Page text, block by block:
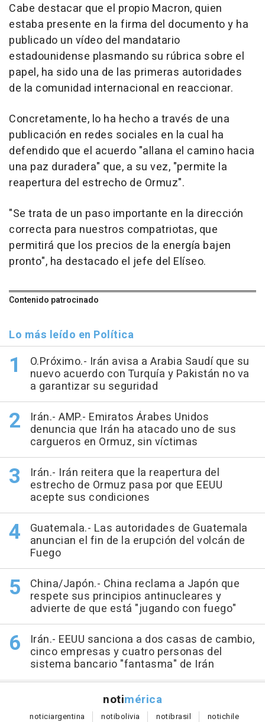
Cabe destacar que el propio Macron, quien
estaba presente en la firma del documento y ha
publicado un vídeo del mandatario
estadounidense plasmando su rúbrica sobre el
papel, ha sido una de las primeras autoridades
de la comunidad internacional en reaccionar.
Concretamente, lo ha hecho a través de una
publicación en redes sociales en la cual ha
defendido que el acuerdo "allana el camino hacia
una paz duradera" que, a su vez, "permite la
reapertura del estrecho de Ormuz".
"Se trata de un paso importante en la dirección
correcta para nuestros compatriotas, que
permitirá que los precios de la energía bajen
pronto", ha destacado el jefe del Elíseo.
Contenido patrocinado
Lo más leído en Política
O.Próximo.- Irán avisa a Arabia Saudí que su
nuevo acuerdo con Turquía y Pakistán no va
a garantizar su seguridad
Irán.- AMP.- Emiratos Árabes Unidos
denuncia que Irán ha atacado uno de sus
cargueros en Ormuz, sin víctimas
Irán.- Irán reitera que la reapertura del
estrecho de Ormuz pasa por que EEUU
acepte sus condiciones
Guatemala.- Las autoridades de Guatemala
anuncian el fin de la erupción del volcán de
Fuego
China/Japón.- China reclama a Japón que
respete sus principios antinucleares y
advierte de que está "jugando con fuego"
Irán.- EEUU sanciona a dos casas de cambio,
cinco empresas y cuatro personas del
sistema bancario "fantasma" de Irán
notimérica
noticiargentina notibolivia notibrasil notichile